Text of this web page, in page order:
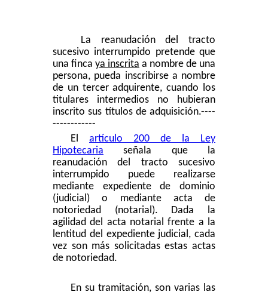
La reanudación del tracto
sucesivo interrumpido pretende que
una finca ya inscrita a nombre de una
persona, pueda inscribirse a nombre
de un tercer adquirente, cuando los
titulares intermedios no hubieran
inscrito sus títulos de adquisición.----
------------
El artículo 200 de la Ley
Hipotecaria señala que la
reanudación del tracto sucesivo
interrumpido puede realizarse
mediante expediente de dominio
(judicial) o mediante acta de
notoriedad (notarial). Dada la
agilidad del acta notarial frente a la
lentitud del expediente judicial, cada
vez son más solicitadas estas actas
de notoriedad.
En su tramitación, son varias las